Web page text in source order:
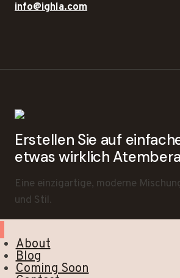
info@ighla.com
Erstellen Sie auf
etwas wirklich
Eine einzigartige, moderne
und Stil.
About
Blog
Coming Soon